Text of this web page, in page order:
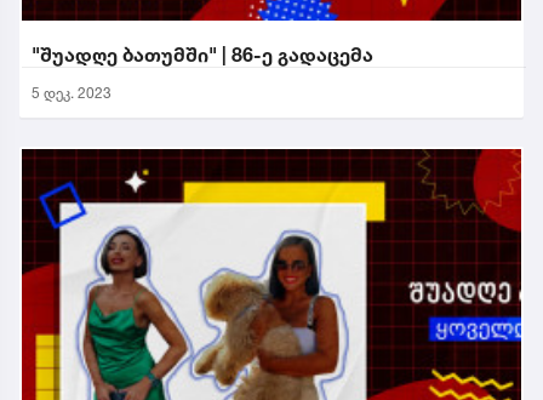
"შუადღე ბათუმში" | 86-ე გადაცემა
5 დეკ. 2023